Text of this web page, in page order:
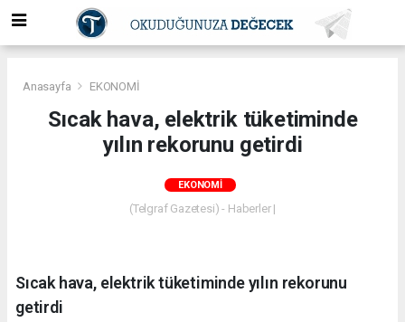
Anasayfa EKONOMİ
Sıcak hava, elektrik tüketiminde
yılın rekorunu getirdi
EKONOMİ
(Telgraf Gazetesi) - Haberler |
Sıcak hava, elektrik tüketiminde yılın rekorunu
getirdi